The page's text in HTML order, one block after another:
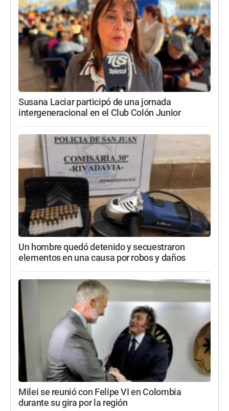
Susana Laciar participó de una jornada
intergeneracional en el Club Colón Junior
Un hombre quedó detenido y secuestraron
elementos en una causa por robos y daños
Milei se reunió con Felipe VI en Colombia
durante su gira por la región